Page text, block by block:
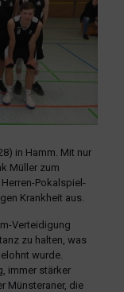
in Hamm. Mit nur
Müller zum
Pokalspiel-
Krankheit aus.
Verteidigung
zu halten, was
wurde.
immer stärker
Münsteraner, die